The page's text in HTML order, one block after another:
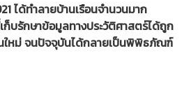
ได้ทำลายบ้านเรือนจำนวนมาก
ก็บรักษาข้อมูลทางประวัติศาสตร์ได้ถูก
ใหม่ จนปัจจุบันได้กลายเป็นพิพิธภัณฑ์